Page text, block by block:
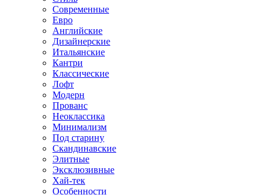
Современные
Евро
Английские
Дизайнерские
Итальянские
Кантри
Классические
Лофт
Модерн
Прованс
Неоклассика
Минимализм
Под старину
Скандинавские
Элитные
Эксклюзивные
Хай-тек
Особенности